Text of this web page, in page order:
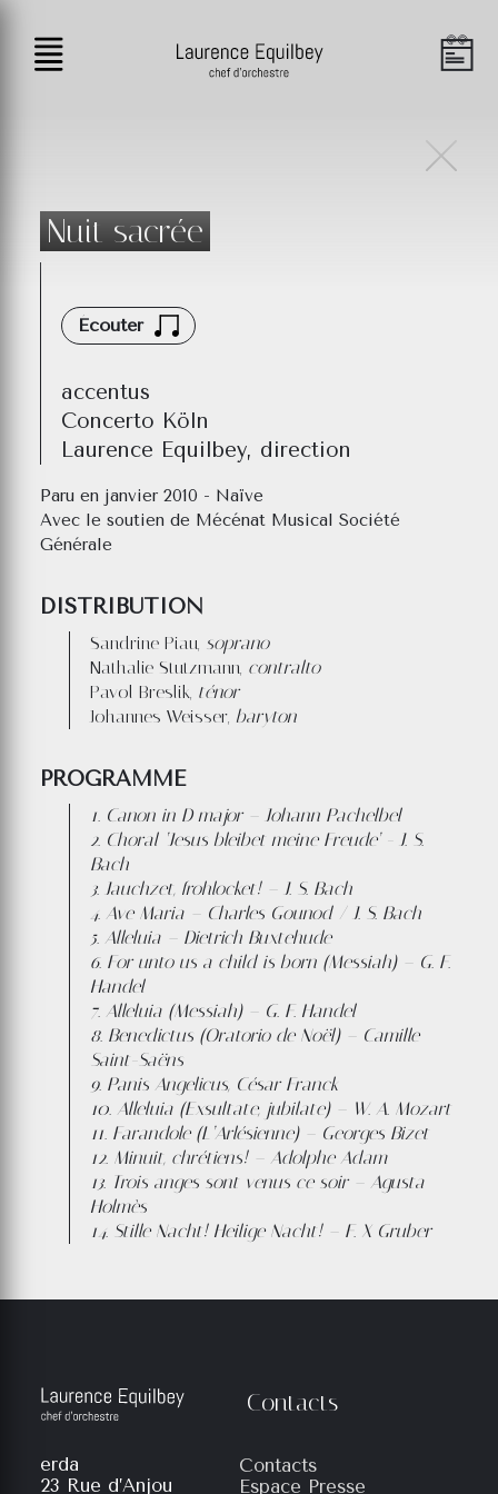
Nuit sacrée
Écouter
accentus
Concerto Köln
Laurence Equilbey, direction
Paru en janvier 2010 - Naïve
Avec le soutien de Mécénat Musical Société
Générale
DISTRIBUTION
Sandrine Piau, soprano
Nathalie Stutzmann, contralto
Pavol Breslik, ténor
Johannes Weisser,baryton
PROGRAMME
1. Canon in D major – Johann Pachelbel
2. Choral ‘Jesus bleibet meine Freude’ - J. S.
Bach
3. Jauchzet, frohlocket! – J. S. Bach
4. Ave Maria – Charles Gounod / J. S. Bach
5. Alleluia – Dietrich Buxtehude
6. For unto us a child is born (Messiah) – G. F.
Handel
7. Alleluia (Messiah) – G. F. Handel
8. Benedictus (Oratorio de Noël) – Camille
Saint-Saëns
9. Panis Angelicus, César Franck
10. Alleluia (Exsultate, jubilate) – W. A. Mozart
11. Farandole (L’Arlésienne) – Georges Bizet
12. Minuit, chrétiens! – Adolphe Adam
13. Trois anges sont venus ce soir – Agusta
Holmès
14. Stille Nacht! Heilige Nacht! – F. X Gruber
erda
23 Rue d’Anjou
Contacts
Contacts
Espace Presse